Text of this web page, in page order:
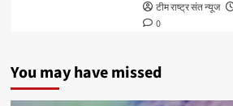
टीम राष्ट्र संत न्यूज
0
You may have missed